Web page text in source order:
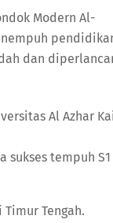
Modern Al-
dan
sukses tempuh
Tengah.